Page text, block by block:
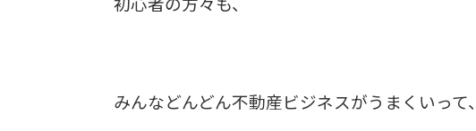
初心者の方々も、
みんなどんどん不動産ビジネスがうまくいって、